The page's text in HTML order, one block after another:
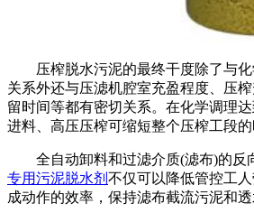
压榨脱水污泥的最终干度除了与
关系外还与压滤机腔室充盈程度、压
留时间等都有密切关系。在化学调理
进料、高压压榨可缩短整个压榨工段的
全自动卸料和过滤介质(滤布)的反
专用污泥脱水剂 不仅可以降低管控工
成动作的效率，保持滤布截流污泥和透